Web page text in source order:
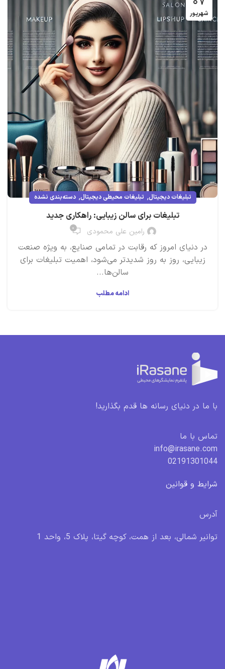
شهریور
تبلیغات دیجیتال, تبلیغات محیطی دیجیتال,دسته‌بندی نشده
تبلیغات برای سالن زیبایی: راهکاری جدید
رامین علی محمودی ۰
در دنیای امروز که رقابت در تمامی صنایع، به ویژه صنعت
زیبایی، روز به روز شدیدتر می‌شود، اهمیت تبلیغات برای
سالن‌ها...
ادامه مطلب
با ما در دنیای رسانه ها قدم بگذارید!
تماس با ما
info@irasane.com
02191301044
شرایط و قوانین
آدرس
توانیر شمالی، بعد از همت، کوچه گیتا، پلاک 5، واحد 1